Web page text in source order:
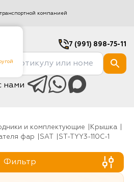
компанией
7 (991) 898-75-11
нами
и комплектующие
крышка
фар
SAT ST-TYY3-110C-1
Фильтр